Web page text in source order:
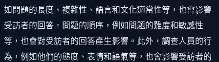
如問題的長度、複雜性、語言和文化適當性等，也會影響
受訪者的回答。問題的順序，例如問題的難度和敏感性
等，也會對受訪者的回答產生影響。此外，調查人員的行
為，例如他們的態度、表情和語氣等，也會影響受訪者的